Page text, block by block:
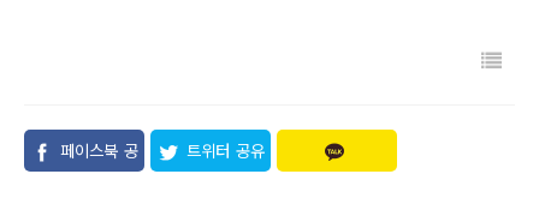
페이스북 공
트위터 공유